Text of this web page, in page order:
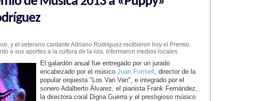
y el veterano cantante Adriano Rodríguez recibieron hoy el Premio
a sus aportes a la cultura de la isla, informaron medios locales.
El galardón anual fue entregado por un jurado
encabezado por el músico Juan Formell , director de la
popular orquesta "Los Van Van", e integrado por el
sonero Adalberto Álvarez, el pianista Frank Fernández,
la directora coral Digna Guerra y el prestigioso músico